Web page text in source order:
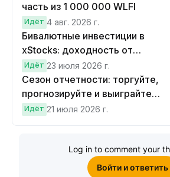
часть из 1 000 000 WLFI
Идёт 4 авг. 2026 г.
Бивалютные инвестиции в
xStocks: доходность от
прогнозов
Идёт 23 июля 2026 г.
Сезон отчетности: торгуйте,
прогнозируйте и выиграйте
Cybertruck!
Идёт 21 июля 2026 г.
Log in to comment your
Войти и ответить